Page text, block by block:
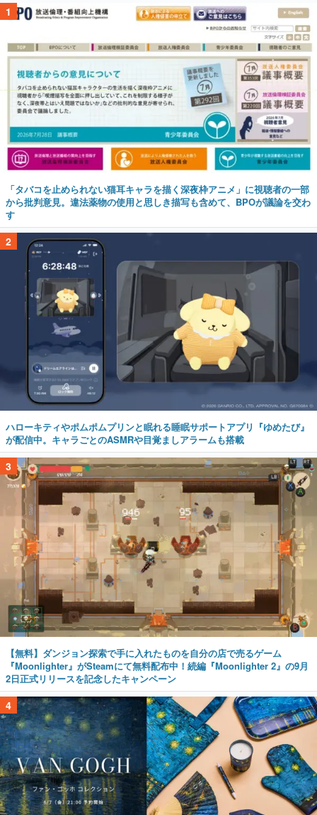
1
「タバコを止められない猫耳キャラを描く深夜枠アニメ」に視聴者の一部
から批判意見。違法薬物の使用と思しき描写も含めて、BPOが議論を交わ
す
2
ハローキティやポムポムプリンと眠れる睡眠サポートアプリ『ゆめたび』
が配信中。キャラごとのASMRや目覚ましアラームも搭載
3
【無料】ダンジョン探索で手に入れたものを自分の店で売るゲーム
『Moonlighter』がSteamにて無料配布中！続編『Moonlighter 2』の9月
2日正式リリースを記念したキャンペーン
4